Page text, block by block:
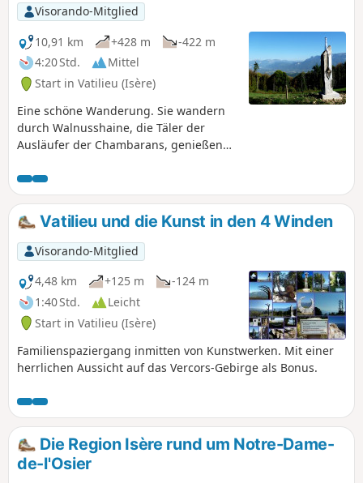
Visorando-Mitglied
10,91 km
+428 m
-422 m
4:20 Std.
Mittel
Start in Vatilieu (Isère)
Eine schöne Wanderung. Sie wandern
durch Walnusshaine, die Täler der
Ausläufer der Chambarans, genießen
einen außergewöhnlichen
Panoramablick auf die Voralpen und die
Alpen, der am Ende der Wanderung
durch die Skulpturen der „Arts aux 4
vents” abgerundet wird.
Vatilieu und die Kunst in den 4 Winden
Visorando-Mitglied
4,48 km
+125 m
-124 m
1:40 Std.
Leicht
Start in Vatilieu (Isère)
Familienspaziergang inmitten von Kunstwerken. Mit einer
herrlichen Aussicht auf das Vercors-Gebirge als Bonus.
Die Region Isère rund um Notre-Dame-
de-l'Osier